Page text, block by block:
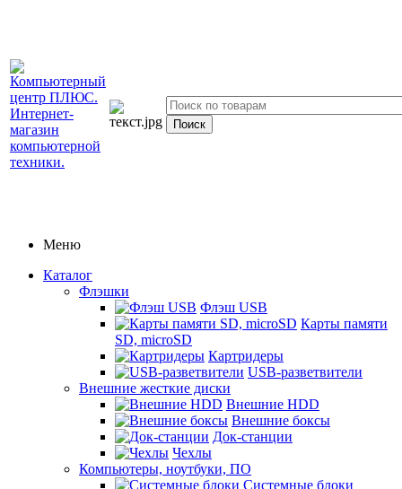
Меню
Каталог
Флэшки
Флэш USB
Карты памяти
SD, microSD
Картридеры
USB-разветвители
Внешние жесткие диски
Внешние HDD
Внешние боксы
Док-станции
Чехлы
Компьютеры, ноутбуки, ПО
Системные блоки